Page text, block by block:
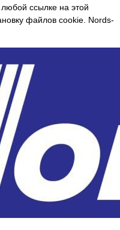
ссылке на этой
файлов cookie. Nords-